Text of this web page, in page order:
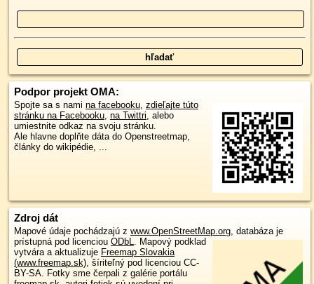
Podpor projekt OMA:
Spojte sa s nami na facebooku, zdieľajte túto
stránku na Facebooku, na Twittri, alebo
umiestnite odkaz na svoju stránku.
Ale hlavne doplňte dáta do Openstreetmap,
články do wikipédie, ...
Zdroj dát
Mapové údaje pochádzajú z www.OpenStreetMap.org, databáza je
prístupná pod licenciou ODbL. Mapový podklad
vytvára a aktualizuje Freemap Slovakia
(www.freemap.sk), šíriteľný pod licenciou CC-
BY-SA. Fotky sme čerpali z galérie portálu